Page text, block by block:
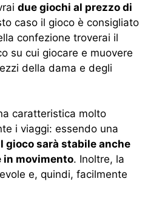
due giochi al prezzo di
caso il gioco è consigliato
confezione troverai il
su cui giocare e muovere
della dama e degli
caratteristica molto
i viaggi: essendo una
gioco sarà stabile anche
in movimento. Inoltre, la
e, quindi, facilmente